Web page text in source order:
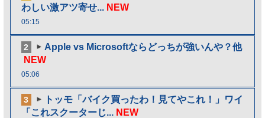
わしい激アツ寄せ... NEW
05:15
2
Apple vs Microsoftならどっちが強いんや？他
NEW
05:06
3
トッモ「バイク買ったわ！見てやこれ！」ワイ
「これスクーターじ... NEW